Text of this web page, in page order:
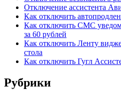
Отключение ассистента
Как отключить
Как отключить СМС
за 60 рублей
Как отключить Ленту
стола
Как отключить Гугл
Рубрики